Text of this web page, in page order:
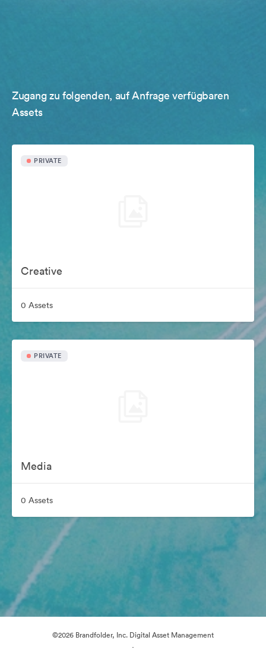
Zugang zu folgenden, auf Anfrage verfügbaren
Assets
PRIVATE
Creative
0 Assets
PRIVATE
Media
0 Assets
©2026 Brandfolder, Inc. Digital Asset Management
·